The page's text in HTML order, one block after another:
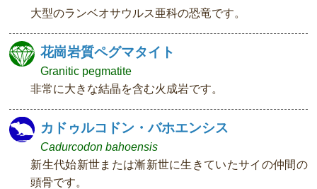
大型のランベオサウルス亜科の恐竜です。
花崗岩質ペグマタイト
Granitic pegmatite
非常に大きな結晶を含む火成岩です。
カドゥルコドン・バホエンシス
Cadurcodon bahoensis
新生代始新世または漸新世に生きていたサイの仲間の
頭骨です。